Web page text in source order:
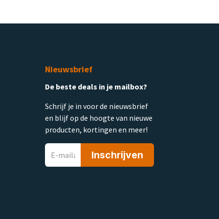
Nieuwsbrief
De beste deals in je mailbox?
Schrijf je in voor de nieuwsbrief
en blijf op de hoogte van nieuwe
producten, kortingen en meer!
Inschrijven